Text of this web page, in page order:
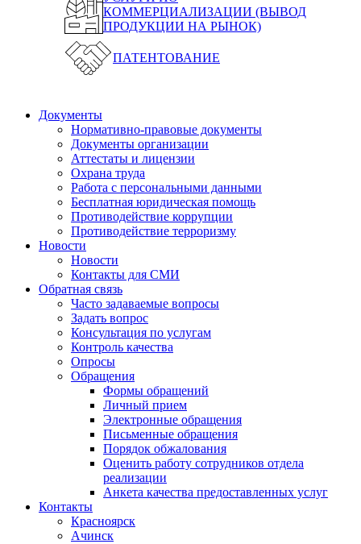
КОММЕРЦИАЛИЗАЦИИ (ВЫВОД
ПРОДУКЦИИ НА РЫНОК)
ПАТЕНТОВАНИЕ
Документы
Нормативно-правовые документы
Документы организации
Аттестаты и лицензии
Охрана труда
Работа с персональными данными
Бесплатная юридическая помощь
Противодействие коррупции
Противодействие терроризму
Новости
Новости
Контакты для СМИ
Обратная связь
Часто задаваемые вопросы
Задать вопрос
Консультация по услугам
Контроль качества
Опросы
Обращения
Формы обращений
Личный прием
Электронные обращения
Письменные обращения
Порядок обжалования
Оценить работу сотрудников отдела
реализации
Анкета качества предоставленных услуг
Контакты
Красноярск
Ачинск